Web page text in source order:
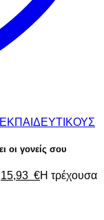
οι γονείς σου
15,93 €Η τρέχουσα